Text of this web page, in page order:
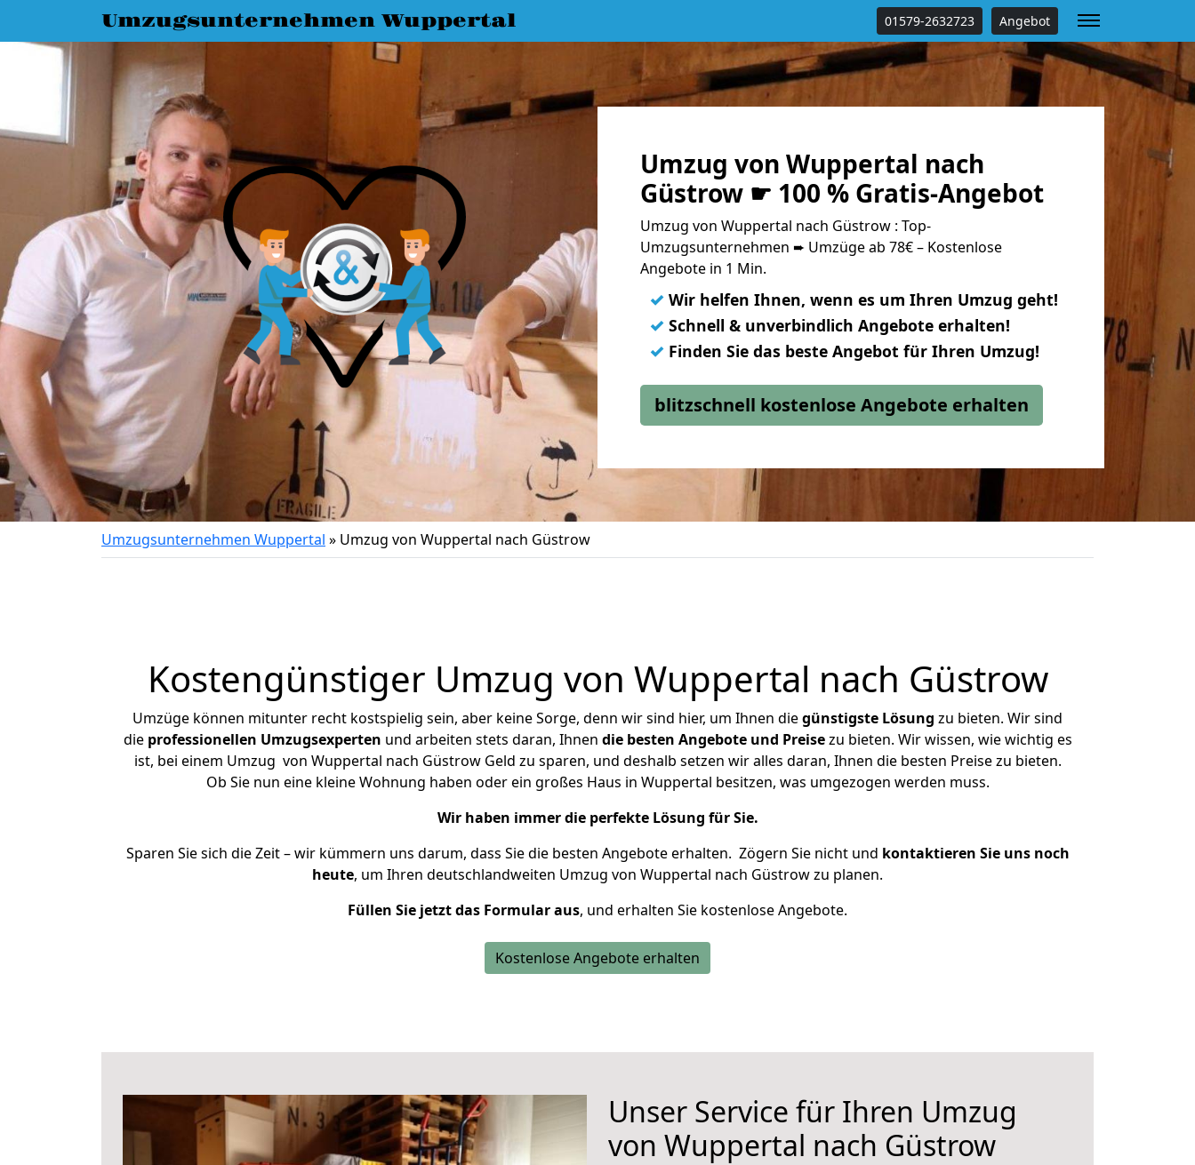
Umzugsunternehmen Wuppertal 01579-2632723 Angebot
Umzug von Wuppertal nach
Güstrow ☛ 100 % Gratis-Angebot
Umzug von Wuppertal nach Güstrow : Top-
Umzugsunternehmen ➨ Umzüge ab 78€ – Kostenlose
Angebote in 1 Min.
✓ Wir helfen Ihnen, wenn es um Ihren Umzug geht!
✓ Schnell & unverbindlich Angebote erhalten!
✓ Finden Sie das beste Angebot für Ihren Umzug!
blitzschnell kostenlose Angebote erhalten
Umzugsunternehmen Wuppertal » Umzug von Wuppertal nach Güstrow
Kostengünstiger Umzug von Wuppertal nach Güstrow
Umzüge können mitunter recht kostspielig sein, aber keine Sorge, denn wir sind hier, um Ihnen diegünstigste Lösung zu bieten. Wir sind
die professionellen Umzugsexperten und arbeiten stets daran, Ihnen die besten Angebote und Preisezu bieten. Wir wissen, wie wichtig es
ist, bei einem Umzug von Wuppertal nach Güstrow Geld zu sparen, und deshalb setzen wir alles daran, Ihnen die besten Preise zu bieten.
Ob Sie nun eine kleine Wohnung haben oder ein großes Haus in Wuppertal besitzen, was umgezogen werden muss.
Wir haben immer die perfekte Lösung für Sie.
Sparen Sie sich die Zeit – wir kümmern uns darum, dass Sie die besten Angebote erhalten. Zögern Sie nicht und kontaktieren Sie uns noch
heute, um Ihren deutschlandweiten Umzug von Wuppertal nach Güstrow zu planen.
Füllen Sie jetzt das Formular aus, und erhalten Sie kostenlose Angebote.
Kostenlose Angebote erhalten
Unser Service für Ihren Umzug
von Wuppertal nach Güstrow